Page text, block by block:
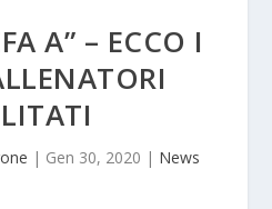
A” – ECCO I
| Gen 30, 2020 | News